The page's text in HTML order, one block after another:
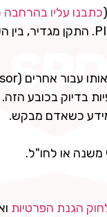
כתבנו עליו בהרחבה
בדיוק בכובע הזה.
מידע כשאדם מבקש.
או לחו"ל.